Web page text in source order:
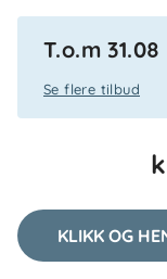
T.o.m
Se flere tilbud
KLIKK OG
Faller lett av, noe